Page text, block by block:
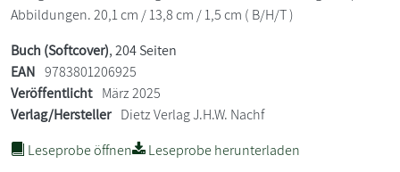
Abbildungen. 20,1 cm / 13,8 cm / 1,5 cm ( B/H/T )
Buch (Softcover), 204 Seiten
EAN 9783801206925
Veröffentlicht März 2025
Verlag/Hersteller Dietz Verlag J.H.W. Nachf
Leseprobe öffnen
Leseprobe herunterladen